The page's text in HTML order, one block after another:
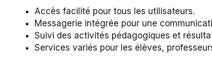
Accès facilité pour tous les utilisateurs.
Messagerie intégrée pour une
Suivi des activités pédagogiques et
Services variés pour les élèves,